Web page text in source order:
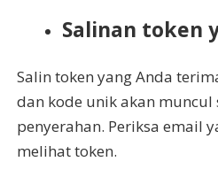
Salinan token
Salin token yang Anda
dan kode unik akan muncul
penyerahan. Periksa email
melihat token.